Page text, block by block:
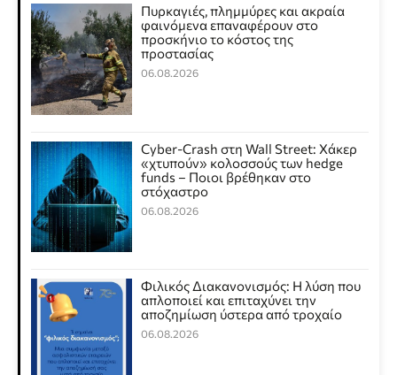
Πυρκαγιές, πλημμύρες και ακραία
φαινόμενα επαναφέρουν στο
προσκήνιο το κόστος της
προστασίας
06.08.2026
Cyber-Crash στη Wall Street: Χάκερ
«χτυπούν» κολοσσούς των hedge
funds – Ποιοι βρέθηκαν στο
στόχαστρο
06.08.2026
Φιλικός Διακανονισμός: Η λύση που
απλοποιεί και επιταχύνει την
αποζημίωση ύστερα από τροχαίο
06.08.2026